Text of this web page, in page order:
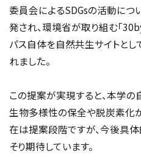
委員会によるSDGsの活動につ
発され、環境省が取り組む「
パス自体を自然共生サイトとし
れました。
この提案が実現すると、本学
生物多様性の保全や脱炭素化
在は提案段階ですが、今後具
そり期待しています。